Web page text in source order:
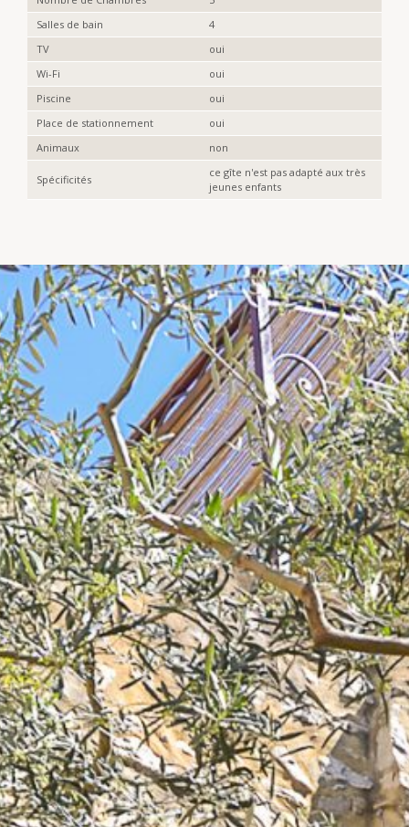
Salles de bain
4
TV
oui
Wi-Fi
oui
Piscine
oui
Place de stationnement
oui
Animaux
non
Spécificités
ce gîte n'est pas adapté aux très
jeunes enfants